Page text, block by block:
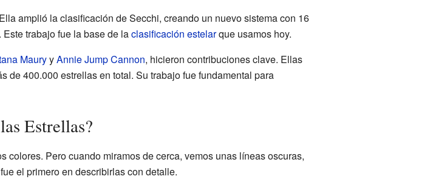
amplió la clasificación de Secchi, creando un nuevo sistema con 16
trabajo fue la base de laclasificación estelarque usamos hoy.
MauryyAnnie Jump Cannon, hicieron contribuciones clave. Ellas
de 400.000 estrellas en total. Su trabajo fue fundamental para
Estrellas?
colores. Pero cuando miramos de cerca, vemos unas líneas oscuras,
el primero en describirlas con detalle.